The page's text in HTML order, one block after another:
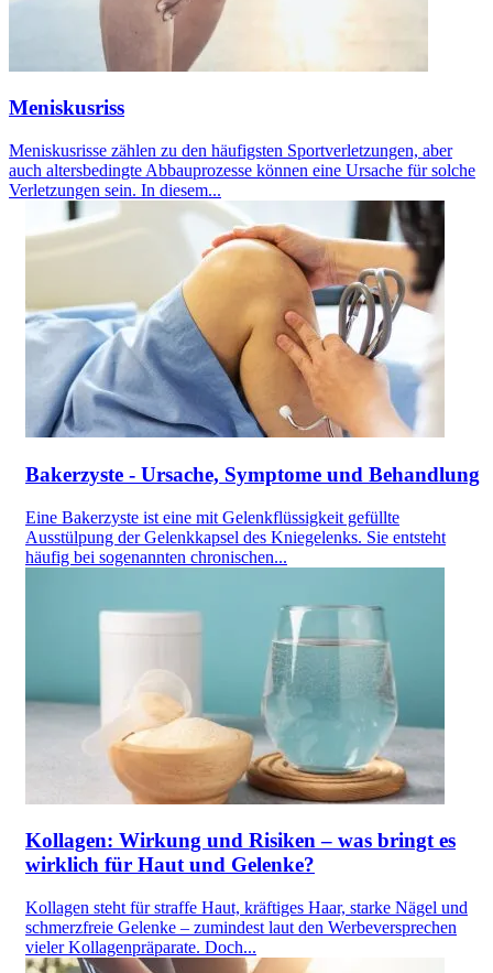
Meniskusriss
Meniskusrisse zählen zu den häufigsten Sportverletzungen, aber
auch altersbedingte Abbauprozesse können eine Ursache für solche
Verletzungen sein. In diesem...
Bakerzyste - Ursache, Symptome und Behandlung
Eine Bakerzyste ist eine mit Gelenkflüssigkeit gefüllte
Ausstülpung der Gelenkkapsel des Kniegelenks. Sie entsteht
häufig bei sogenannten chronischen...
Kollagen: Wirkung und Risiken – was bringt es
wirklich für Haut und Gelenke?
Kollagen steht für straffe Haut, kräftiges Haar, starke Nägel und
schmerzfreie Gelenke – zumindest laut den Werbeversprechen
vieler Kollagenpräparate. Doch...